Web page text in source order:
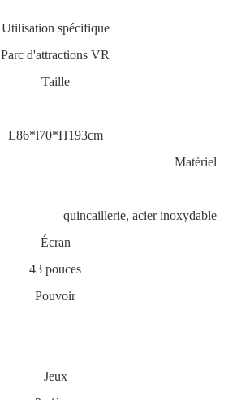
Utilisation spécifique
Parc d'attractions VR
Taille
L86*l70*H193cm
Matériel
quincaillerie, acier inoxydable
Écran
43 pouces
Pouvoir
Jeux